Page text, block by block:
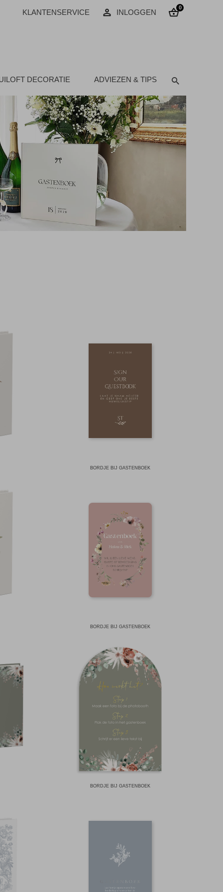
KLANTENSERVICE INLOGGEN
0
DECORATIE ADVIEZEN & TIPS
BORDJE BIJ GASTENBOEK
BORDJE BIJ GASTENBOEK
BORDJE BIJ GASTENBOEK